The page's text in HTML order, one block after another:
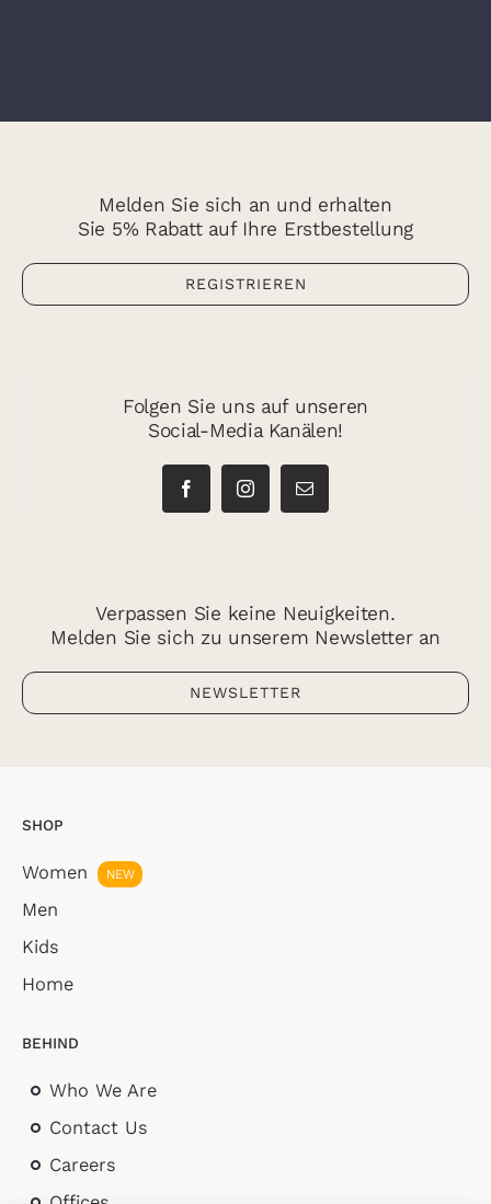
Melden Sie sich an und erhalten
Sie 5% Rabatt auf Ihre Erstbestellung
REGISTRIEREN
Folgen Sie uns auf unseren
Social-Media Kanälen!
Verpassen Sie keine Neuigkeiten.
Melden Sie sich zu unserem Newsletter an
NEWSLETTER
SHOP
Women NEW
Men
Kids
Home
BEHIND
Who We Are
Contact Us
Careers